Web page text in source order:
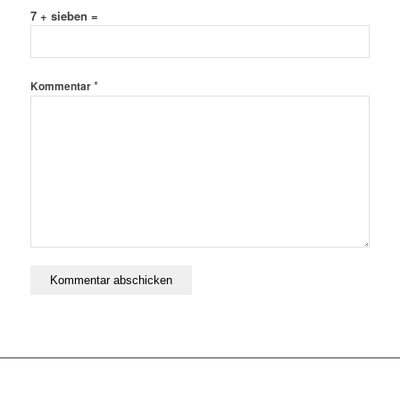
7 + sieben =
Kommentar*